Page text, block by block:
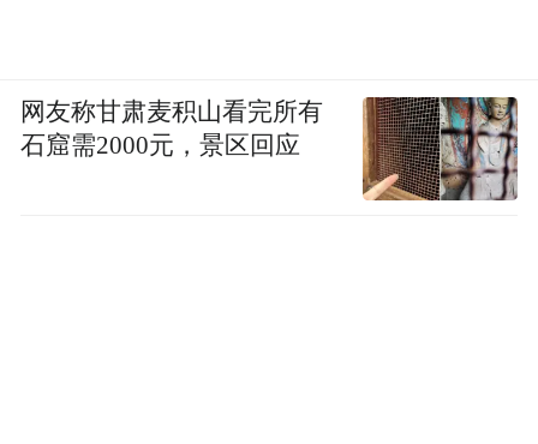
网友称甘肃麦积山看完所有
石窟需2000元，景区回应